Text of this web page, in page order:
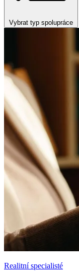
Vybrat typ spolupráce
Realitní specialisté